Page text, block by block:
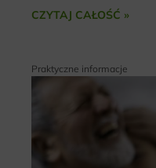
CZYTAJ CAŁOŚĆ »
Praktyczne informacje